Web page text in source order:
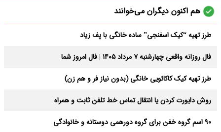
هم اکنون دیگران می‌خوانند
طرز تهیه “کیک اسفنجی” ساده خانگی با پف زیاد
فال روزانه واقعی چهارشنبه ۷ مرداد ۱۴۰۵ | فال امروز شما
طرز تهیه کیک کاکائویی خانگی (بدون نیاز فر و هم زن)
روش دایورت کردن یا انتقال تماس خط تلفن ثابت و همراه
90 اسم گروه خفن برای گروه دورهمی دوستانه و خانوادگی